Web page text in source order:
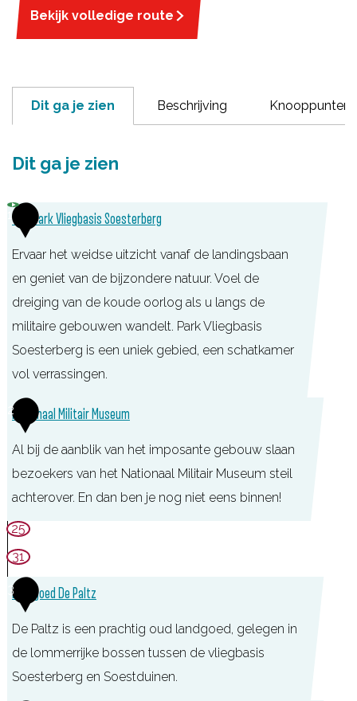
Bekijk volledige route
Dit ga je zien Beschrijving Knooppunten
Dit ga je zien
1TOP Park Vliegbasis Soesterberg
Ervaar het weidse uitzicht vanaf de landingsbaan
en geniet van de bijzondere natuur. Voel de
dreiging van de koude oorlog als u langs de
militaire gebouwen wandelt. Park Vliegbasis
Soesterberg is een uniek gebied, een schatkamer
vol verrassingen.
T
O
P
P
a
r
k
l
2Nationaal Militair Museum
Al bij de aanblik van het imposante gebouw slaan
bezoekers van het Nationaal Militair Museum steil
achterover. En dan ben je nog niet eens binnen!
N
a
i
o
n
a
25
31
3Landgoed De Paltz
De Paltz is een prachtig oud landgoed, gelegen in
de lommerrijke bossen tussen de vliegbasis
Soesterberg en Soestduinen.